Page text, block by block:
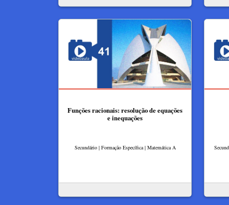
Funções racionais: resolução de equações
e inequações
Secundário | Formação Específica | Matemática A